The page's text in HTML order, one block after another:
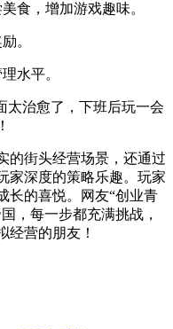
食，增加游戏趣味。
。
水平。
太治愈了，下班后玩一会
的街头经营场景，还通过
家深度的策略乐趣。玩家
长的喜悦。网友“创业青
，每一步都充满挑战，
经营的朋友！